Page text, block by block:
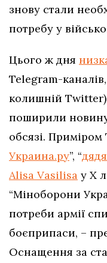
знову стали
потребу у
Цього ж дня
Telegram-каналів,
колишній Twitter)
поширили
обсязі.
Украина.ру”, “
Alisa Vasilisa у Х
“Міноборони
потреби армії
боєприпаси, –
Оснащення за